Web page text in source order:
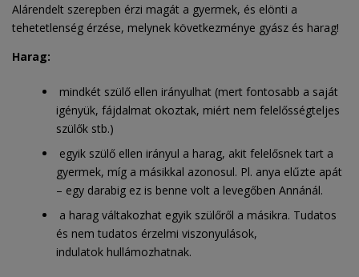
Alárendelt szerepben érzi magát a gyermek, és elönti a
tehetetlenség érzése, melynek következménye gyász és harag!
Harag:
mindkét szülő ellen irányulhat (mert fontosabb a saját
igényük, fájdalmat okoztak, miért nem felelősségteljes
szülők stb.)
egyik szülő ellen irányul a harag, akit felelősnek tart a
gyermek, míg a másikkal azonosul. Pl. anya elűzte apát
– egy darabig ez is benne volt a levegőben Annánál.
a harag váltakozhat egyik szülőről a másikra. Tudatos
és nem tudatos érzelmi viszonyulások,
indulatok hullámozhatnak.